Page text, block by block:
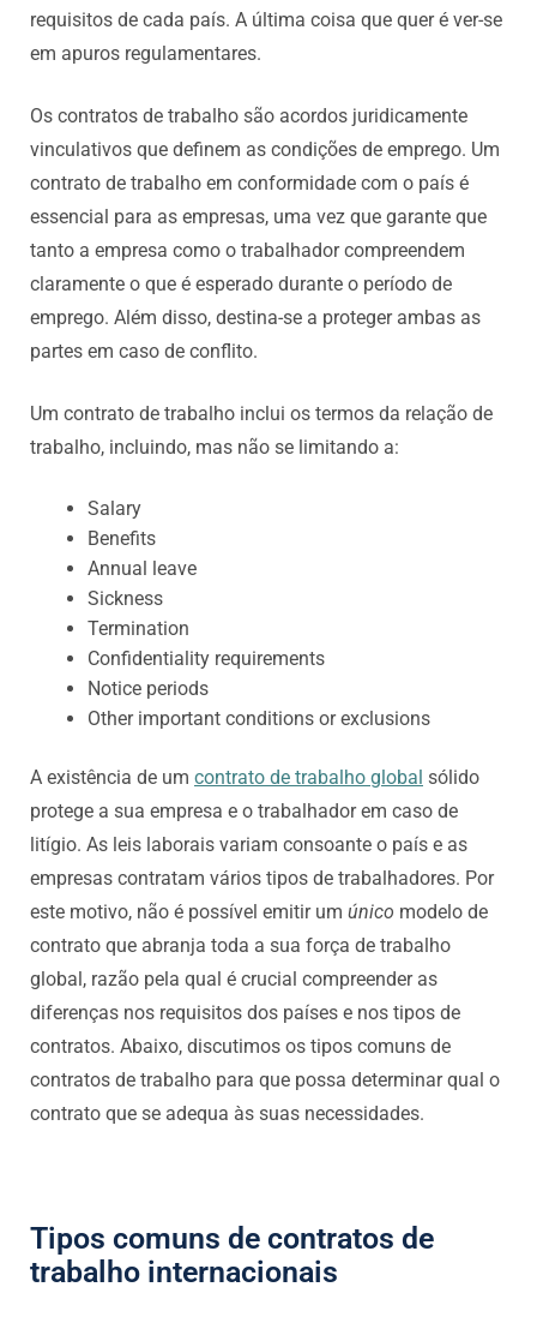
requisitos de cada país. A última coisa que quer é ver-se
em apuros regulamentares.
Os contratos de trabalho são acordos juridicamente
vinculativos que definem as condições de emprego. Um
contrato de trabalho em conformidade com o país é
essencial para as empresas, uma vez que garante que
tanto a empresa como o trabalhador compreendem
claramente o que é esperado durante o período de
emprego. Além disso, destina-se a proteger ambas as
partes em caso de conflito.
Um contrato de trabalho inclui os termos da relação de
trabalho, incluindo, mas não se limitando a:
Salary
Benefits
Annual leave
Sickness
Termination
Confidentiality requirements
Notice periods
Other important conditions or exclusions
A existência de um contrato de trabalho global sólido
protege a sua empresa e o trabalhador em caso de
litígio. As leis laborais variam consoante o país e as
empresas contratam vários tipos de trabalhadores. Por
este motivo, não é possível emitir um único modelo de
contrato que abranja toda a sua força de trabalho
global, razão pela qual é crucial compreender as
diferenças nos requisitos dos países e nos tipos de
contratos. Abaixo, discutimos os tipos comuns de
contratos de trabalho para que possa determinar qual o
contrato que se adequa às suas necessidades.
Tipos comuns de contratos de
trabalho internacionais